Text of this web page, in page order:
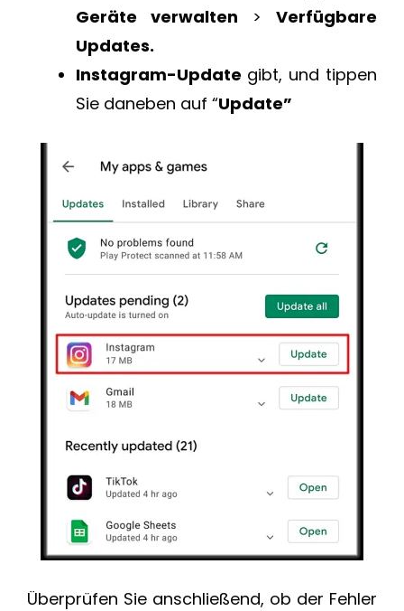
Geräte verwalten >Verfügbare
Updates.
Instagram-Update gibt, und tippen
Sie daneben auf “Update”
Überprüfen Sie anschließend, ob der Fehler